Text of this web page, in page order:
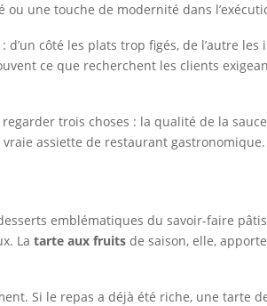
une touche de modernité dans
côté les plats trop figés, de l’autre
ce que recherchent les clients
trois choses : la qualité de la
assiette de restaurant gastronomique.
emblématiques du savoir-faire
La tarte aux fruits de saison, elle,
Si le repas a déjà été riche, une tarte